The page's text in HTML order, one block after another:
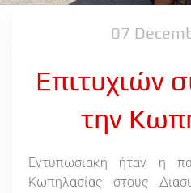
07
Επιτυχιών
την
Εντυπωσιακή ήταν η
Κωπηλασίας στους